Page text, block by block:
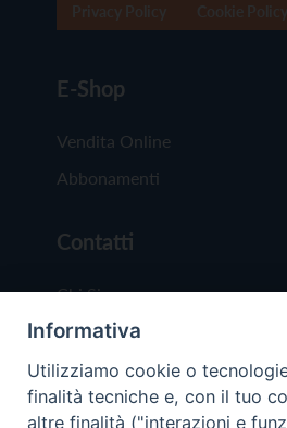
E-Shop
Vendita Online
Abbonamenti
Contatti
Chi Siamo
Redazione
Scrivici
Informativa
Utilizziamo cookie o
finalità tecniche e, con il tuo
altre finalità ("interazioni e